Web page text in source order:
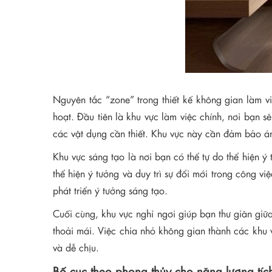
Nguyên tắc “zone” trong thiết kế không gian làm
hoạt. Đầu tiên là khu vực làm việc chính, nơi bạn
các vật dụng cần thiết. Khu vực này cần đảm bảo
Khu vực sáng tạo là nơi bạn có thể tự do thể hiện
thể hiện ý tưởng và duy trì sự đổi mới trong công
phát triển ý tưởng sáng tạo.
Cuối cùng, khu vực nghỉ ngơi giúp bạn thư giãn
thoải mái. Việc chia nhỏ không gian thành các
và dễ chịu.